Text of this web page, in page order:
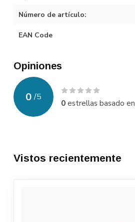
Número de artículo:
EAN Code
Opiniones
0 /5
0estrellas basado en
Vistos recientemente